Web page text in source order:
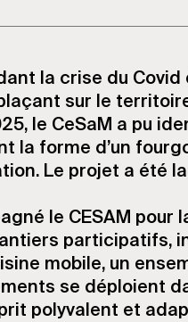
la crise du
sur le
le CeSaM a pu
la forme d’un
Le projet a été
le CESAM pour
participatifs,
mobile, un
se déploient
polyvalent et